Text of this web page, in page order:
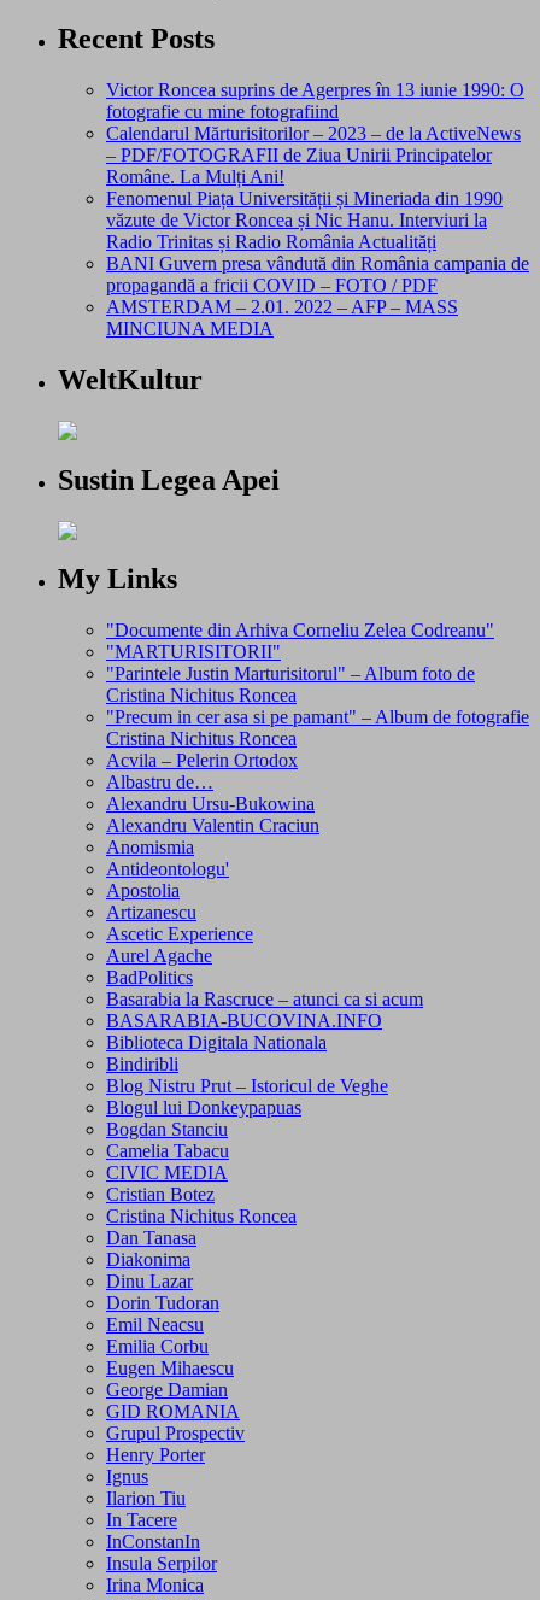
Recent Posts
Victor Roncea suprins de Agerpres în 13 iunie 1990: O
fotografie cu mine fotografiind
Calendarul Mărturisitorilor – 2023 – de la ActiveNews
– PDF/FOTOGRAFII de Ziua Unirii Principatelor
Române. La Mulți Ani!
Fenomenul Piața Universității și Mineriada din 1990
văzute de Victor Roncea și Nic Hanu. Interviuri la
Radio Trinitas și Radio România Actualități
BANI Guvern presa vândută din România campania de
propagandă a fricii COVID – FOTO / PDF
AMSTERDAM – 2.01. 2022 – AFP – MASS
MINCIUNA MEDIA
WeltKultur
Sustin Legea Apei
My Links
"Documente din Arhiva Corneliu Zelea Codreanu"
"MARTURISITORII"
"Parintele Justin Marturisitorul" – Album foto de
Cristina Nichitus Roncea
"Precum in cer asa si pe pamant" – Album de fotografie
Cristina Nichitus Roncea
Acvila – Pelerin Ortodox
Albastru de…
Alexandru Ursu-Bukowina
Alexandru Valentin Craciun
Anomismia
Antideontologu'
Apostolia
Artizanescu
Ascetic Experience
Aurel Agache
BadPolitics
Basarabia la Rascruce – atunci ca si acum
BASARABIA-BUCOVINA.INFO
Biblioteca Digitala Nationala
Bindiribli
Blog Nistru Prut – Istoricul de Veghe
Blogul lui Donkeypapuas
Bogdan Stanciu
Camelia Tabacu
CIVIC MEDIA
Cristian Botez
Cristina Nichitus Roncea
Dan Tanasa
Diakonima
Dinu Lazar
Dorin Tudoran
Emil Neacsu
Emilia Corbu
Eugen Mihaescu
George Damian
GID ROMANIA
Grupul Prospectiv
Henry Porter
Ignus
Ilarion Tiu
In Tacere
InConstanIn
Insula Serpilor
Irina Monica